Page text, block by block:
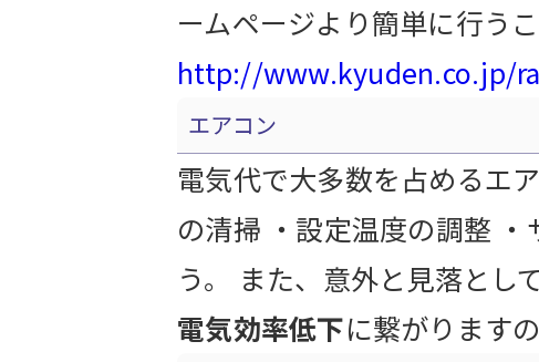
ームページより簡単に行う
http://www.kyuden.co.jp/
エアコン
電気代で大多数を占めるエ
の清掃 ・設定温度の調整
う。 また、意外と見落とし
電気効率低下に繋がります